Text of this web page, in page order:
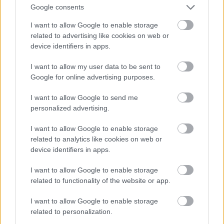
Google consents
I want to allow Google to enable storage
related to advertising like cookies on web or
device identifiers in apps.
I want to allow my user data to be sent to
Google for online advertising purposes.
I want to allow Google to send me
personalized advertising.
I want to allow Google to enable storage
related to analytics like cookies on web or
device identifiers in apps.
I want to allow Google to enable storage
related to functionality of the website or app.
I want to allow Google to enable storage
related to personalization.
14/06/2022
Ο ψηφιακός μετασχηματισμός των πολιτικών κομμάτων
φέρνει μια σειρά από νέα και ουσιαστικά ερωτήματα για
τα ίδια τα κόμματα, αλλά και εμάς τους πολίτες. Η
ολοκλήρωση των συνεδρίων των τριών…